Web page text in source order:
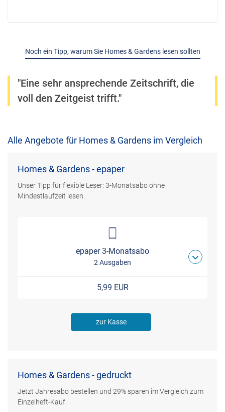
Noch ein Tipp, warum Sie Homes & Gardens lesen sollten
"Eine sehr ansprechende Zeitschrift, die
voll den Zeitgeist trifft."
Alle Angebote für Homes & Gardens im Vergleich
Homes & Gardens - epaper
Unser Tipp für flexible Leser: 3-Monatsabo ohne
Mindestlaufzeit lesen.
epaper 3-Monatsabo
2 Ausgaben
5,99 EUR
zur Kasse
Homes & Gardens - gedruckt
Jetzt Jahresabo bestellen und 29% sparen im Vergleich zum
Einzelheft-Kauf.